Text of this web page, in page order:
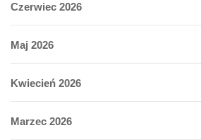
Czerwiec 2026
Maj 2026
Kwiecień 2026
Marzec 2026